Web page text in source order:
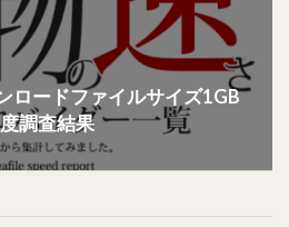
ロードファイルサイズ1GB
調査結果